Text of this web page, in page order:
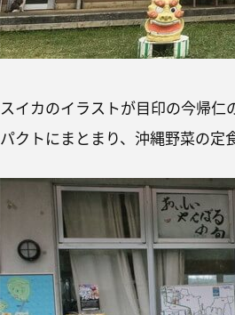
スイカのイラストが目印の今帰
パクトにまとまり、沖縄野菜の定